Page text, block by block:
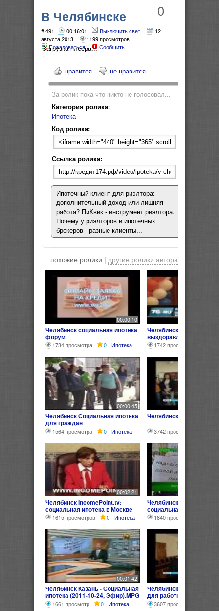
0
В Челябинске
Ипотечный клиент
для риэлтора: обуза
или доход?
# 491 00:16:01 Выключить свет
12
августа 2013
1199 просмотров
Пожаловаться
Сообщить
Загрузка плеера...
нравится не нравится
За ролик пока что никто не голосовал...
Категория ролика:
Ипотека
Код ролика:
Ссылка ролика:
Ипотечный клиент для риэлтора:
дополнительный доход или лишняя
работа? ПиКвик - инструмент риэлтора.
Почему у риэлторов и ипотечных
брокеров - разные клиенты...
похожие ролики | другие ролики автора
00:00:10
Челябинск социальная ипотека
форум
1734 просмотра 0 Ипотека
Челябинск: социальная
выздоравливает
1742 просмотра
00:00:45
Челябинск Социальная ипотека
для граждан
1564 просмотра 0 Ипотека
Челябинск Социальная
3742 просмотра
00:02:21
Челябинск IncomePoint.tv:
социальная ипотека в Москве
1615 просмотров 0 Ипотека
Челябинск ТНВ 13 02 14
социальная ипотека
1840 просмотров
00:01:42
Челябинск Казань - Социальная
ипотека (2011-10-24, Эфир).MPG
1661 просмотр 0 Ипотека
Челябинск Социальная
для работников
сфер3607 просмотров